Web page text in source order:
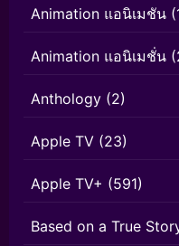
Animation แอนิเมชัน
Animation แอนิเมชั่น
Anthology (2)
Apple TV (23)
Apple TV+ (591)
Based on a True